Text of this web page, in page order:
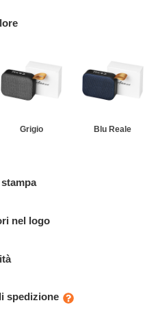
Grigio Blu Reale
nel logo
spedizione